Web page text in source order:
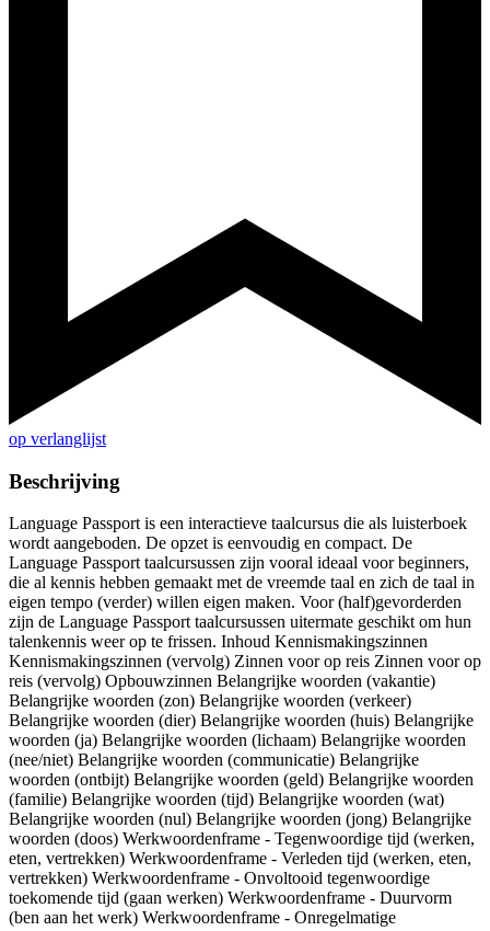
op verlanglijst
Beschrijving
Language Passport is een interactieve taalcursus die als luisterboek
wordt aangeboden. De opzet is eenvoudig en compact. De
Language Passport taalcursussen zijn vooral ideaal voor beginners,
die al kennis hebben gemaakt met de vreemde taal en zich de taal in
eigen tempo (verder) willen eigen maken. Voor (half)gevorderden
zijn de Language Passport taalcursussen uitermate geschikt om hun
talenkennis weer op te frissen. Inhoud Kennismakingszinnen
Kennismakingszinnen (vervolg) Zinnen voor op reis Zinnen voor op
reis (vervolg) Opbouwzinnen Belangrijke woorden (vakantie)
Belangrijke woorden (zon) Belangrijke woorden (verkeer)
Belangrijke woorden (dier) Belangrijke woorden (huis) Belangrijke
woorden (ja) Belangrijke woorden (lichaam) Belangrijke woorden
(nee/niet) Belangrijke woorden (communicatie) Belangrijke
woorden (ontbijt) Belangrijke woorden (geld) Belangrijke woorden
(familie) Belangrijke woorden (tijd) Belangrijke woorden (wat)
Belangrijke woorden (nul) Belangrijke woorden (jong) Belangrijke
woorden (doos) Werkwoordenframe - Tegenwoordige tijd (werken,
eten, vertrekken) Werkwoordenframe - Verleden tijd (werken, eten,
vertrekken) Werkwoordenframe - Onvoltooid tegenwoordige
toekomende tijd (gaan werken) Werkwoordenframe - Duurvorm
(ben aan het werk) Werkwoordenframe - Onregelmatige